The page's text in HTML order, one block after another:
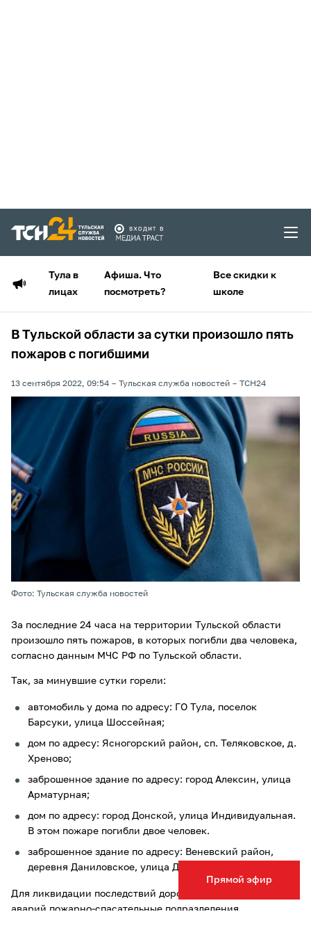
Тула в
лицах
Афиша. Что
посмотреть?
Все скидки к
школе
Прямой эфир
В Тульской области за сутки произошло пять
пожаров с погибшими
13 сентября 2022, 09:54 Тульская служба новостей ТСН24
Фото: Тульская служба новостей
За последние 24 часа на территории Тульской области
произошло пять пожаров, в которых погибли два человека,
согласно данным МЧС РФ по Тульской области.
Так, за минувшие сутки горели:
автомобиль у дома по адресу: ГО Тула, поселок
Барсуки, улица Шоссейная;
дом по адресу: Ясногорский район, сп. Теляковское, д.
Хреново;
заброшенное здание по адресу: город Алексин, улица
Арматурная;
дом по адресу: город Донской, улица Индивидуальная.
В этом пожаре погибли двое человек.
заброшенное здание по адресу: Веневский район,
деревня Даниловское, улица Даниловская слобода.
Для ликвидации последствий дорожно-транспортных
аварий пожарно-спасательные подразделения